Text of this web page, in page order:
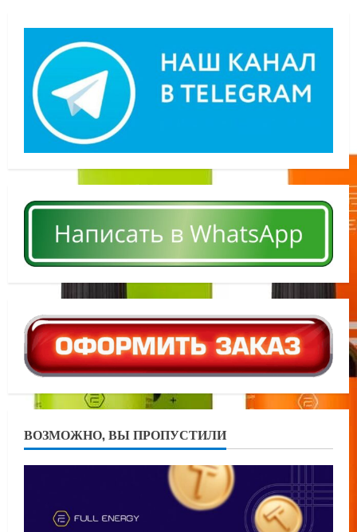
ВОЗМОЖНО, ВЫ ПРОПУСТИЛИ